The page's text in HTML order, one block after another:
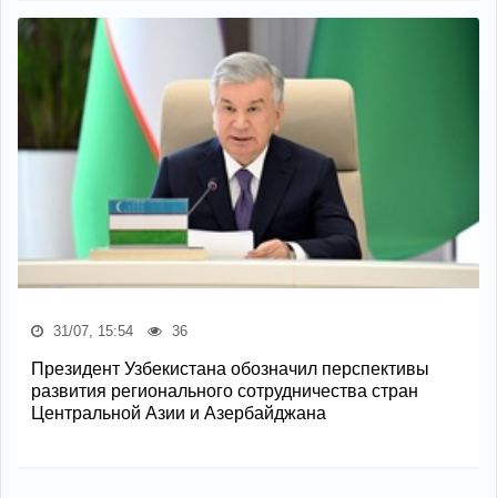
31/07, 15:54 36
Президент Узбекистана обозначил перспективы
развития регионального сотрудничества стран
Центральной Азии и Азербайджана